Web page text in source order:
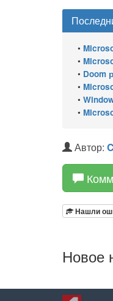
•
•
• Doom
•
•
•
Автор:
Нашли
Новое